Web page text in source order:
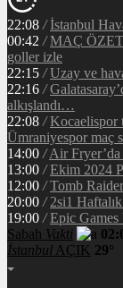
22:08 / İstanbul
00:42 / MAÇ
goller izle
22:15 / Uzay ve
22:16 /
alkışlandı…
22:08 / Kocaelispor
Ümraniyespor maç
14:00 / Air
13:00 / Ekim 2024
12:00 / Tomb
20:00 / 2si1
19:00 / Epic Games
Sabah Vakti
İstanbul AÇIK 29°